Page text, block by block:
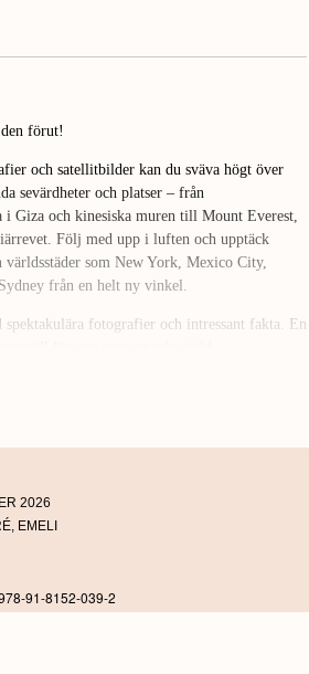
förut!
och satellitbilder kan du sväva högt över
sevärdheter och platser – från
i Giza och kinesiska muren till Mount Everest,
Följ med upp i luften och upptäck
världsstäder som New York, Mexico City,
från en helt ny vinkel.
spektakulära fotografier och intressant fakta. En
2026
EMELI
91-8152-039-2